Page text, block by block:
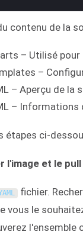
contenu de la
– Utilisé
–
– Aperçu de la
–
étapes ci-
l'image et le pull
fichier.
vous le
l'ensemble